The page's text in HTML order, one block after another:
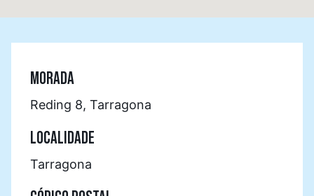
MORADA
Reding 8, Tarragona
LOCALIDADE
Tarragona